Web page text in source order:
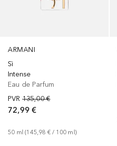
ARMANI
Sì
Intense
Eau de Parfum
PVR 135,00 €
72,99 €
50 ml (145,98 € / 100 ml )